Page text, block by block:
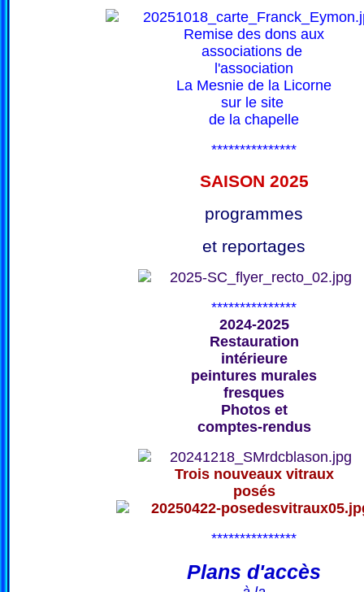
Remise des dons aux
associations de
l'association
La Mesnie de la Licorne
sur le site
de la chapelle
***************
SAISON 2025
programmes
et reportages
***************
2024-2025
Restauration
intérieure
peintures murales
fresques
Photos et
comptes-rendus
Trois nouveaux vitraux
posés
***************
Plans d'accès